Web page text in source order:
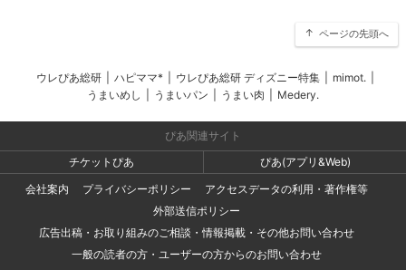
ページの先頭へ
ウレぴあ総研 ハピママ* ウレぴあ総研 ディズニー特集 mimot.
うまいめし
うまいパン うまい肉 Medery.
ぴあ関連サイト
チケットぴあ
ぴあ(アプリ&Web)
会社案内
プライバシーポリシー
アクセスデータの利用・著作権等
外部送信ポリシー
広告出稿・お取り組みのご相談・情報掲載・その他お問い合わせ
一般の読者の方・ユーザーの方からのお問い合わせ